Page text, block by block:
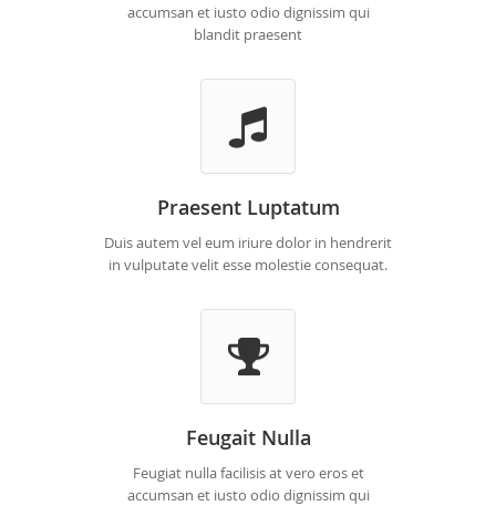
accumsan et iusto odio dignissim qui
blandit praesent
Praesent Luptatum
Duis autem vel eum iriure dolor in hendrerit
in vulputate velit esse molestie consequat.
Feugait Nulla
Feugiat nulla facilisis at vero eros et
accumsan et iusto odio dignissim qui